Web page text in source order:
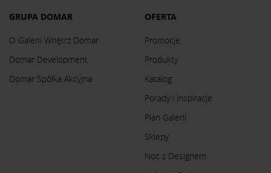
GRUPA DOMAR
O Galerii Wnętrz Domar
Domar Development
Domar Spółka Akcyjna
OFERTA
Promocje
Produkty
Katalog
Porady i inspiracje
Plan Galerii
Sklepy
Noc z Designem